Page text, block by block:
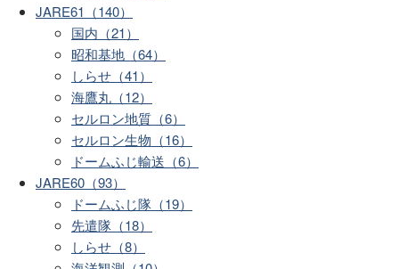
JARE61（140）
国内（21）
昭和基地（64）
しらせ（41）
海鷹丸（12）
セルロン地質（6）
セルロン生物（16）
ドームふじ輸送（6）
JARE60（93）
ドームふじ隊（19）
先遣隊（18）
しらせ（8）